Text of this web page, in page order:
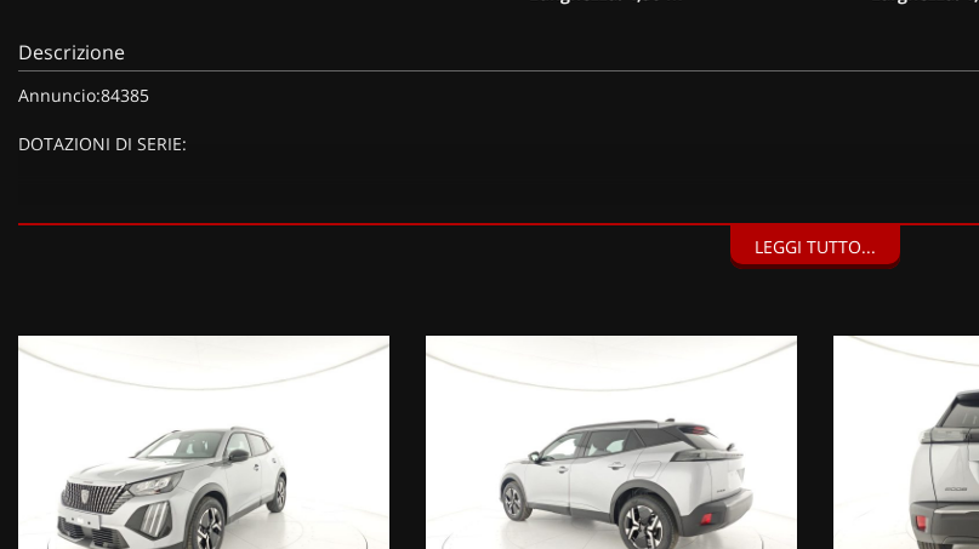
Descrizione
Annuncio:84385
DOTAZIONI DI SERIE:
Kit riparazione pneumatici (Compressore da 12 V) (20 EUR), Barre al tetto nero brillante (150 EUR), Vernice metallizzata
LEGGI TUTTO...